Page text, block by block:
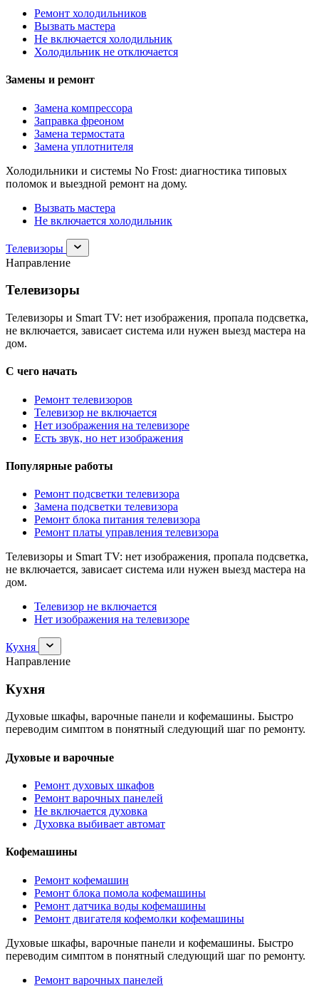
Ремонт холодильников
Вызвать мастера
Не включается холодильник
Холодильник не отключается
Замены и ремонт
Замена компрессора
Заправка фреоном
Замена термостата
Замена уплотнителя
Холодильники и системы No Frost: диагностика типовых
поломок и выездной ремонт на дому.
Вызвать мастера
Не включается холодильник
Телевизоры
Раскрыть
раздел
Направление
Телевизоры
Телевизоры и Smart TV: нет изображения, пропала подсветка,
не включается, зависает система или нужен выезд мастера на
дом.
С чего начать
Ремонт телевизоров
Телевизор не включается
Нет изображения на телевизоре
Есть звук, но нет изображения
Популярные работы
Ремонт подсветки телевизора
Замена подсветки телевизора
Ремонт блока питания телевизора
Ремонт платы управления телевизора
Телевизоры и Smart TV: нет изображения, пропала подсветка,
не включается, зависает система или нужен выезд мастера на
дом.
Телевизор не включается
Нет изображения на телевизоре
Кухня
Раскрыть
раздел
Кухня
Направление
Кухня
Духовые шкафы, варочные панели и кофемашины. Быстро
переводим симптом в понятный следующий шаг по ремонту.
Духовые и варочные
Ремонт духовых шкафов
Ремонт варочных панелей
Не включается духовка
Духовка выбивает автомат
Кофемашины
Ремонт кофемашин
Ремонт блока помола кофемашины
Ремонт датчика воды кофемашины
Ремонт двигателя кофемолки кофемашины
Духовые шкафы, варочные панели и кофемашины. Быстро
переводим симптом в понятный следующий шаг по ремонту.
Ремонт варочных панелей